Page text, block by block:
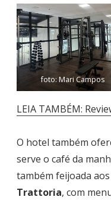
foto: Mari Campos
LEIA TAMBÉM:
O hotel também
serve o café da
também feijoada
Trattoria, com